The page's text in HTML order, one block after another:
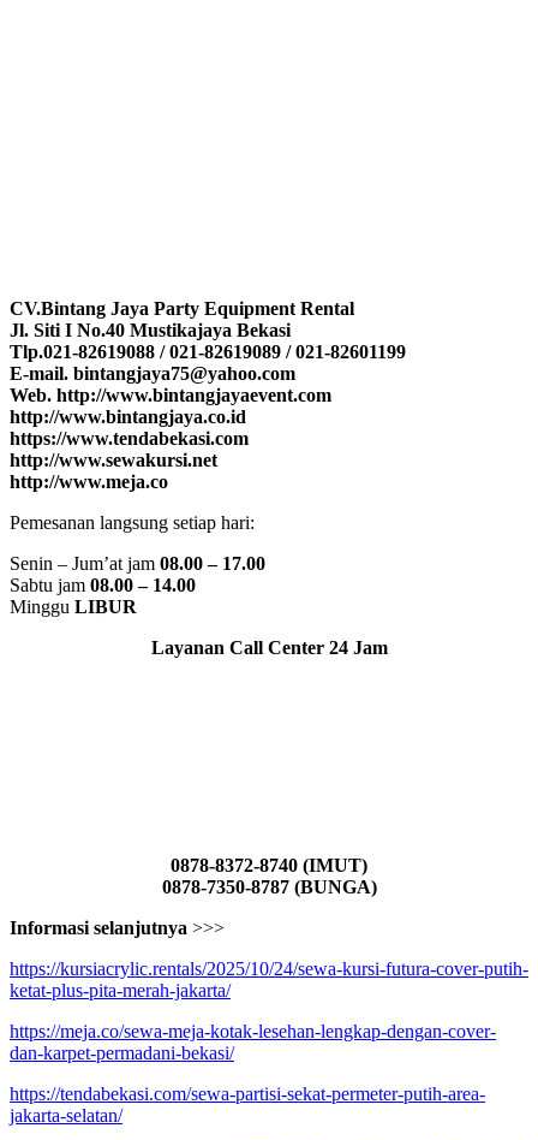
CV.Bintang Jaya Party Equipment Rental
Jl. Siti I No.40 Mustikajaya Bekasi
Tlp.021-82619088 / 021-82619089 / 021-82601199
E-mail. bintangjaya75@yahoo.com
Web. http://www.bintangjayaevent.com
http://www.bintangjaya.co.id
https://www.tendabekasi.com
http://www.sewakursi.net
http://www.meja.co
Pemesanan langsung setiap hari:
Senin – Jum’at jam 08.00 – 17.00
Sabtu jam 08.00 – 14.00
Minggu LIBUR
Layanan Call Center 24 Jam
0878-8372-8740 (IMUT)
0878-7350-8787 (BUNGA)
Informasi selanjutnya >>>
https://kursiacrylic.rentals/2025/10/24/sewa-kursi-futura-cover-putih-
ketat-plus-pita-merah-jakarta/
https://meja.co/sewa-meja-kotak-lesehan-lengkap-dengan-cover-
dan-karpet-permadani-bekasi/
https://tendabekasi.com/sewa-partisi-sekat-permeter-putih-area-
jakarta-selatan/